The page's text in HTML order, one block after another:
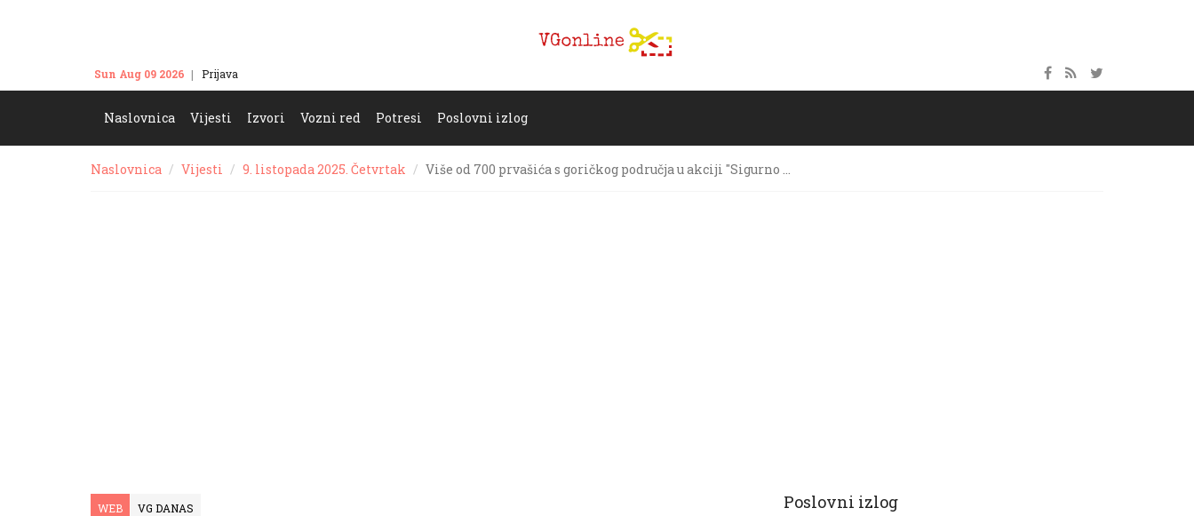
Sun Aug 09 2026 Prijava
Naslovnica Vijesti Izvori Vozni red Potresi Poslovni izlog
Naslovnica Vijesti 9. listopada 2025. Četvrtak Više od 700 prvašića s goričkog područja u akciji "Sigurno …
WEB VG DANAS Poslovni izlog